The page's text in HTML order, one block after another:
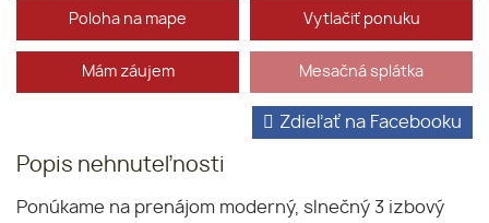
Poloha na mape Vytlačiť ponuku
Mám záujem Mesačná splátka
Popis nehnuteľnosti
Zdieľať na Facebooku
Ponúkame na prenájom moderný, slnečný 3 izbový